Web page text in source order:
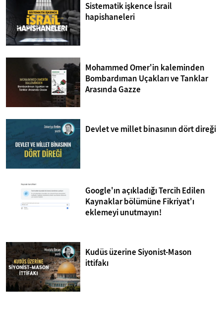
Sistematik işkence İsrail
hapishaneleri
Mohammed Omer'in kaleminden
Bombardıman Uçakları ve Tanklar
Arasında Gazze
Devlet ve millet binasının dört direği
Google'ın açıkladığı Tercih Edilen
Kaynaklar bölümüne Fikriyat'ı
eklemeyi unutmayın!
Kudüs üzerine Siyonist-Mason
ittifakı